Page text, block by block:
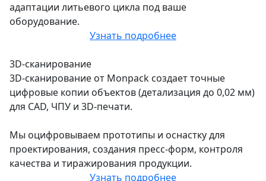
адаптации литьевого цикла под ваше
оборудование.
Узнать подробнее
3D-сканирование
3D-сканирование от Monpack создает точные
цифровые копии объектов (детализация до 0,02 мм)
для CAD, ЧПУ и 3D-печати.
Мы оцифровываем прототипы и оснастку для
проектирования, создания пресс-форм, контроля
качества и тиражирования продукции.
Узнать подробнее